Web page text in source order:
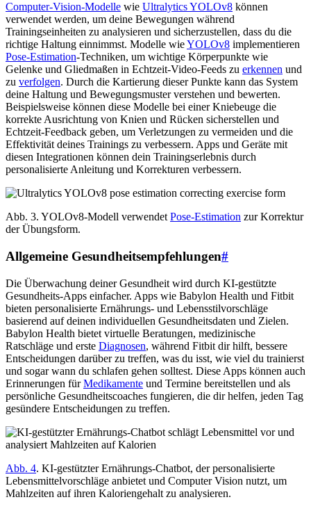
Computer-Vision-Modelle wie Ultralytics YOLOv8 können
verwendet werden, um deine Bewegungen während
Trainingseinheiten zu analysieren und sicherzustellen, dass du die
richtige Haltung einnimmst. Modelle wieYOLOv8 implementieren
Pose-Estimation-Techniken, um wichtige Körperpunkte wie
Gelenke und Gliedmaßen in Echtzeit-Video-Feeds zu erkennen und
zu verfolgen. Durch die Kartierung dieser Punkte kann das System
deine Haltung und Bewegungsmuster verstehen und bewerten.
Beispielsweise können diese Modelle bei einer Kniebeuge die
korrekte Ausrichtung von Knien und Rücken sicherstellen und
Echtzeit-Feedback geben, um Verletzungen zu vermeiden und die
Effektivität deines Trainings zu verbessern. Apps und Geräte mit
diesen Integrationen können dein Trainingserlebnis durch
personalisierte Anleitung und Korrekturen verbessern.
Abb. 3. YOLOv8-Modell verwendet Pose-Estimation zur Korrektur
der Übungsform.
Allgemeine Gesundheitsempfehlungen#
Die Überwachung deiner Gesundheit wird durch KI-gestützte
Gesundheits-Apps einfacher. Apps wie Babylon Health und Fitbit
bieten personalisierte Ernährungs- und Lebensstilvorschläge
basierend auf deinen individuellen Gesundheitsdaten und Zielen.
Babylon Health bietet virtuelle Beratungen, medizinische
Ratschläge und erste Diagnosen, während Fitbit dir hilft, bessere
Entscheidungen darüber zu treffen, was du isst, wie viel du trainierst
und sogar wann du schlafen gehen solltest. Diese Apps können auch
Erinnerungen fürMedikamente und Termine bereitstellen und als
persönliche Gesundheitscoaches fungieren, die dir helfen, jeden Tag
gesündere Entscheidungen zu treffen.
Abb. 4. KI-gestützter Ernährungs-Chatbot, der personalisierte
Lebensmittelvorschläge anbietet und Computer Vision nutzt, um
Mahlzeiten auf ihren Kaloriengehalt zu analysieren.